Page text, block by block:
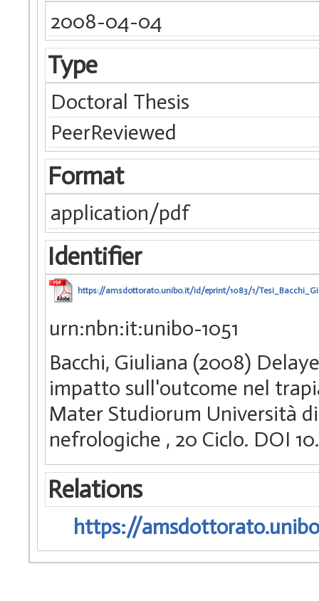
2008-04-04
Type
Doctoral Thesis
PeerReviewed
Format
application/pdf
Identifier
https://amsdottorato.unibo.it/id/eprint/1083/1/
urn:nbn:it:unibo-1051
Bacchi, Giuliana (2008)
impatto sull'outcome nel
Mater Studiorum Università
nefrologiche , 20 Ciclo. DOI
Relations
https://